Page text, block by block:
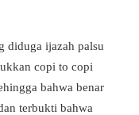
diduga ijazah palsu
copi to copi
bahwa benar
terbukti bahwa